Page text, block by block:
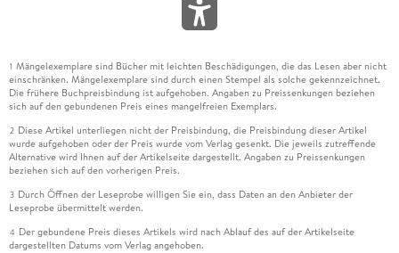
1 Mängelexemplare sind Bücher mit leichten Beschädigungen, die das Lesen aber nicht
einschränken. Mängelexemplare sind durch einen Stempel als solche gekennzeichnet.
Die frühere Buchpreisbindung ist aufgehoben. Angaben zu Preissenkungen beziehen
sich auf den gebundenen Preis eines mangelfreien Exemplars.
2 Diese Artikel unterliegen nicht der Preisbindung, die Preisbindung dieser Artikel
wurde aufgehoben oder der Preis wurde vom Verlag gesenkt. Die jeweils zutreffende
Alternative wird Ihnen auf der Artikelseite dargestellt. Angaben zu Preissenkungen
beziehen sich auf den vorherigen Preis.
3 Durch Öffnen der Leseprobe willigen Sie ein, dass Daten an den Anbieter der
Leseprobe übermittelt werden.
4 Der gebundene Preis dieses Artikels wird nach Ablauf des auf der Artikelseite
dargestellten Datums vom Verlag angehoben.